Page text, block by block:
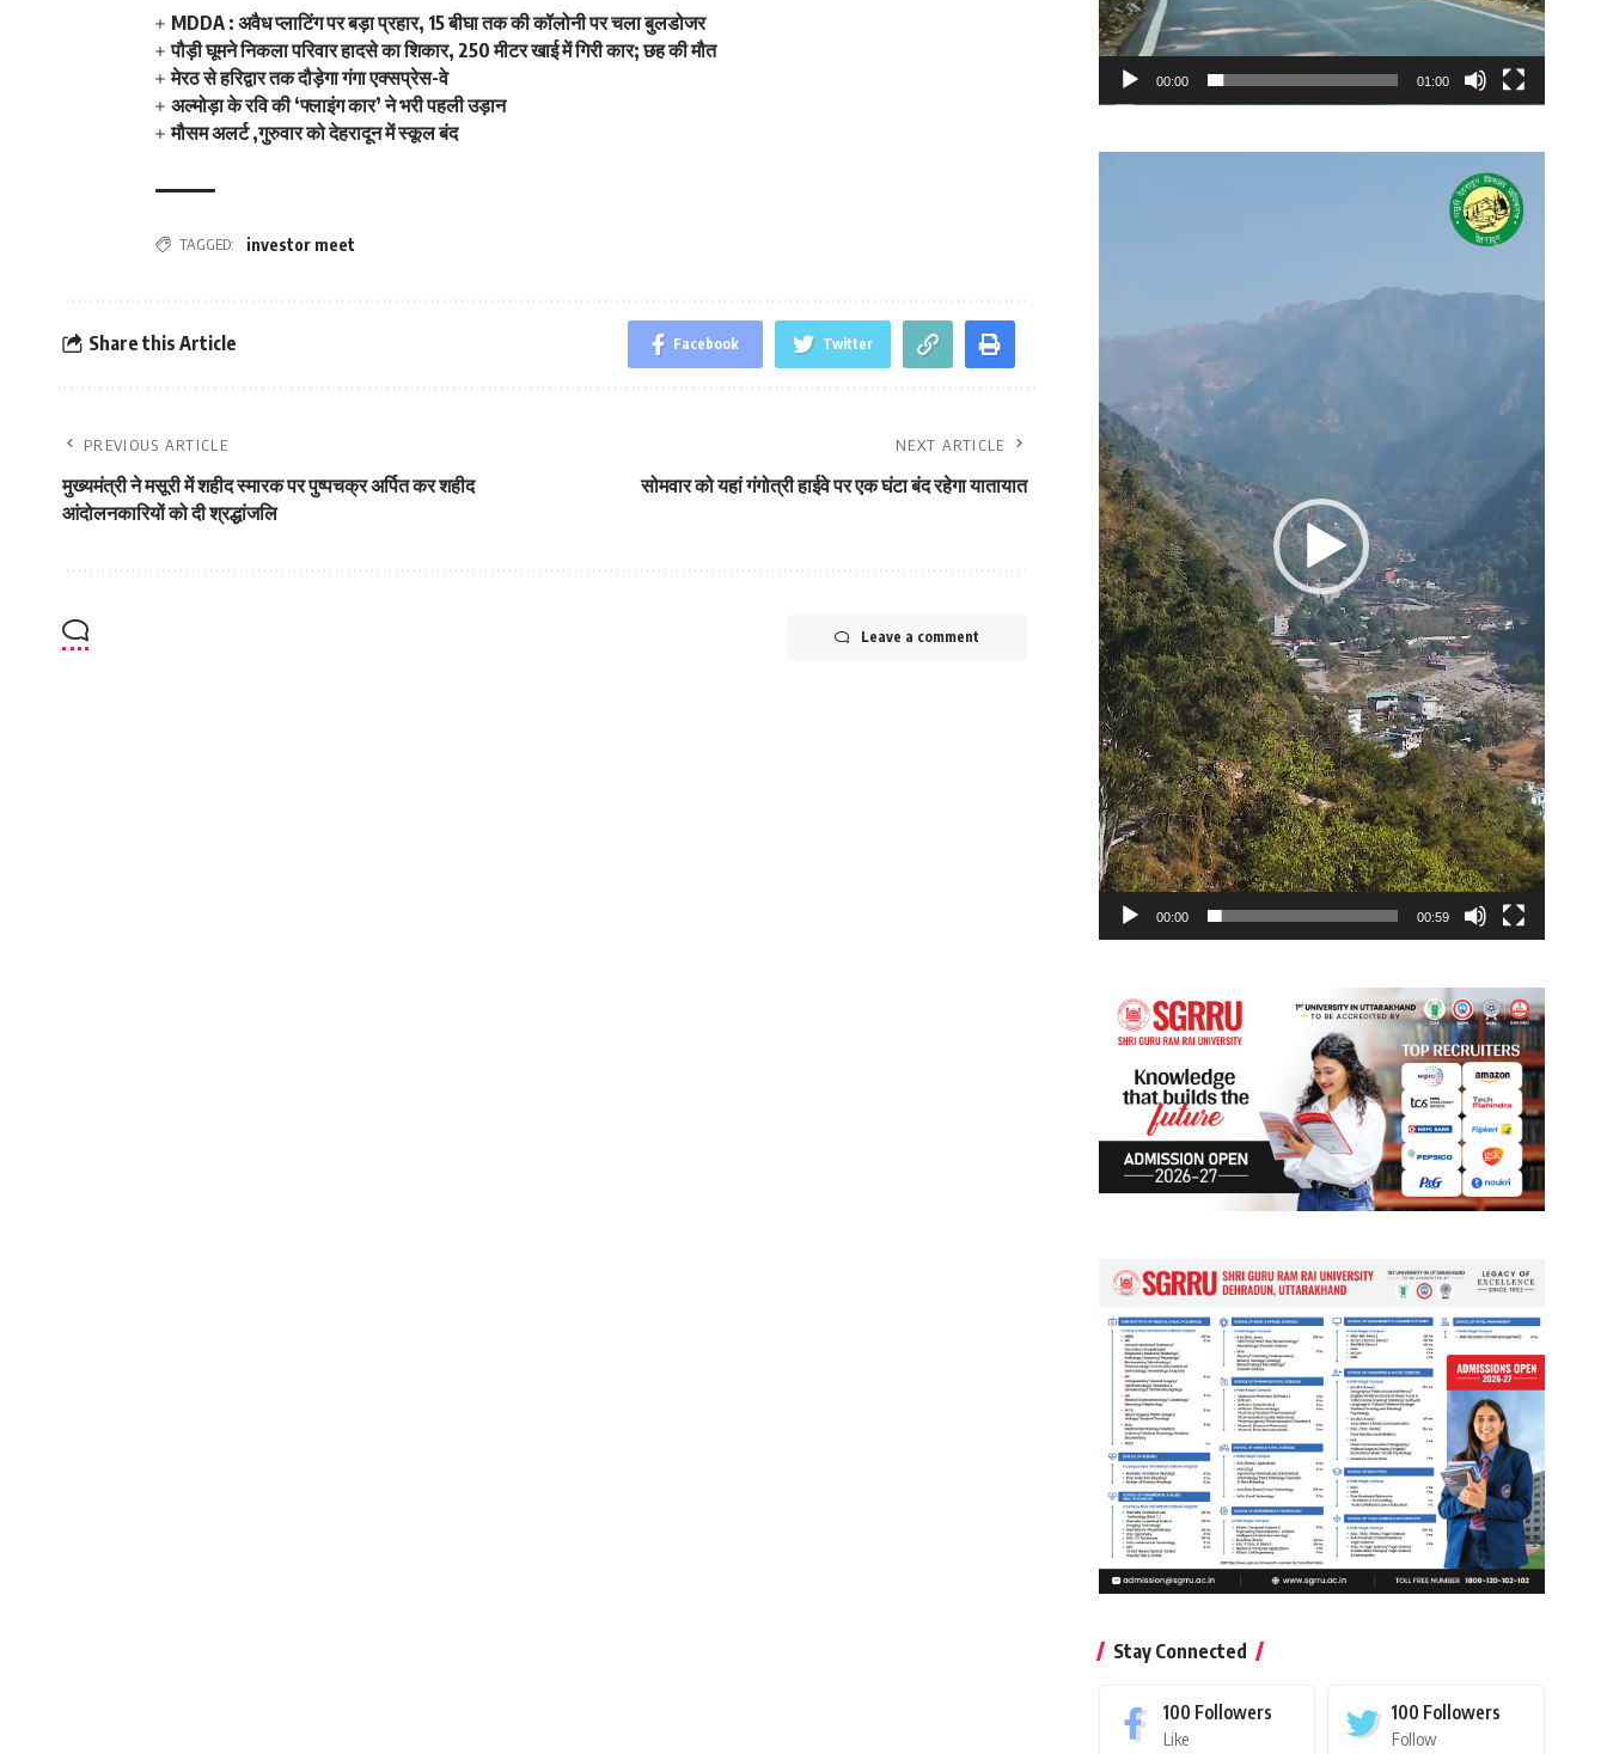
MDDA : अवैध प्लाटिंग पर बड़ा प्रहार, 15 बीघा तक की कॉलोनी पर चला बुलडोजर
पौड़ी घूमने निकला परिवार हादसे का शिकार, 250 मीटर खाई में गिरी कार; छह की मौत
मेरठ से हरिद्वार तक दौड़ेगा गंगा एक्सप्रेस-वे
अल्मोड़ा के रवि की ‘फ्लाइंग कार’ ने भरी पहली उड़ान
मौसम अलर्ट ,गुरुवार को देहरादून में स्कूल बंद
TAGGED: investor meet
Share this Article Facebook Twitter
PREVIOUS ARTICLE
मुख्यमंत्री ने मसूरी में शहीद स्मारक पर पुष्पचक्र अर्पित कर शहीद
आंदोलनकारियों को दी श्रद्धांजलि
NEXT ARTICLE
सोमवार को यहां गंगोत्री हाईवे पर एक घंटा बंद रहेगा यातायात
Leave a comment
00:00 01:00
00:00 00:59
Stay Connected
100 Followers
Like
100 Followers
Follow